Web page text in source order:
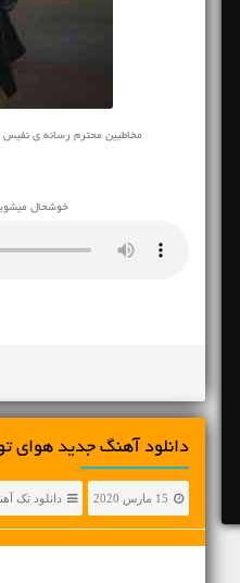
مخاطبین محترم رسانه ی نفیس موزیک
خوشحال
دانلود آهنگ جديد هوای
15 مارس 2020 دانلود تک